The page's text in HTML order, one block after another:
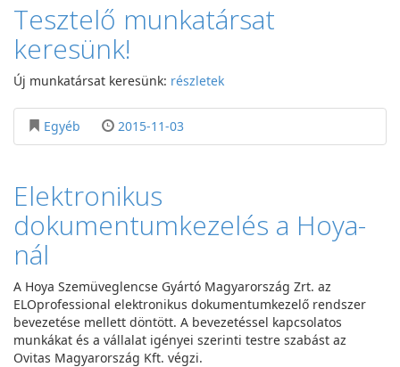
Tesztelő munkatársat
keresünk!
Új munkatársat keresünk: részletek
Egyéb 2015-11-03
Elektronikus
dokumentumkezelés a Hoya-
nál
A Hoya Szemüveglencse Gyártó Magyarország Zrt. az
ELOprofessional elektronikus dokumentumkezelő rendszer
bevezetése mellett döntött. A bevezetéssel kapcsolatos
munkákat és a vállalat igényei szerinti testre szabást az
Ovitas Magyarország Kft. végzi.